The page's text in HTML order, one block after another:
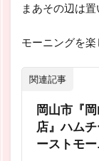
まあその辺は置
モーニングを楽
関連記事
岡山市『
店』ハム
ーストモー